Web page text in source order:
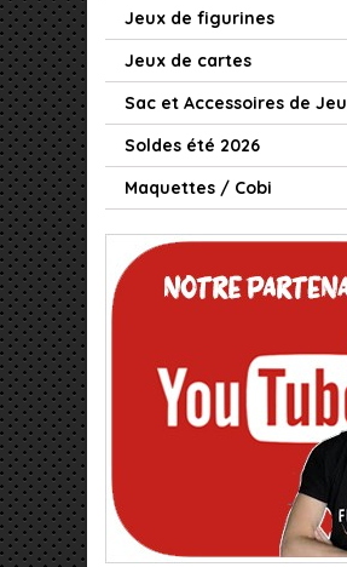
Jeux de figurines
Jeux de cartes
Sac et Accessoires de Jeu
Soldes été 2026
Maquettes / Cobi